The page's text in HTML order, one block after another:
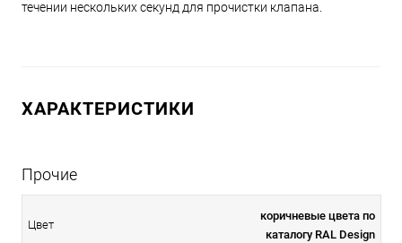
течении нескольких секунд для прочистки клапана.
ХАРАКТЕРИСТИКИ
Прочие
Цвет
коричневые цвета по
каталогу RAL Design